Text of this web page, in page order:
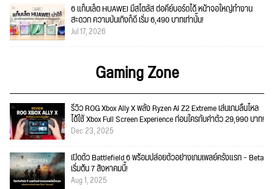
6 แท็บเล็ต HUAWEI มีสไตลัส ต่อคีย์บอร์ดได้ หน้าจอใหญ่ทำงาน
สะดวก ความบันเทิงก็ดี เริ่ม 6,490 บาทเท่านั้น!
Jul 17, 2026
Gaming Zone
รีวิว ROG Xbox Ally X พลัง Ryzen AI Z2 Extreme เล่นเกมลื่นไหล
ได้ใช้ Xbox Full Screen Experience ก่อนใครกับค่าตัว 29,990 บาท!
Dec 23, 2025
เปิดตัว Battlefield 6 พร้อมปล่อยตัวอย่างเกมเพลย์ครั้งแรก – Beta
เริ่มต้น 7 สิงหาคมนี้!
Aug 1, 2025